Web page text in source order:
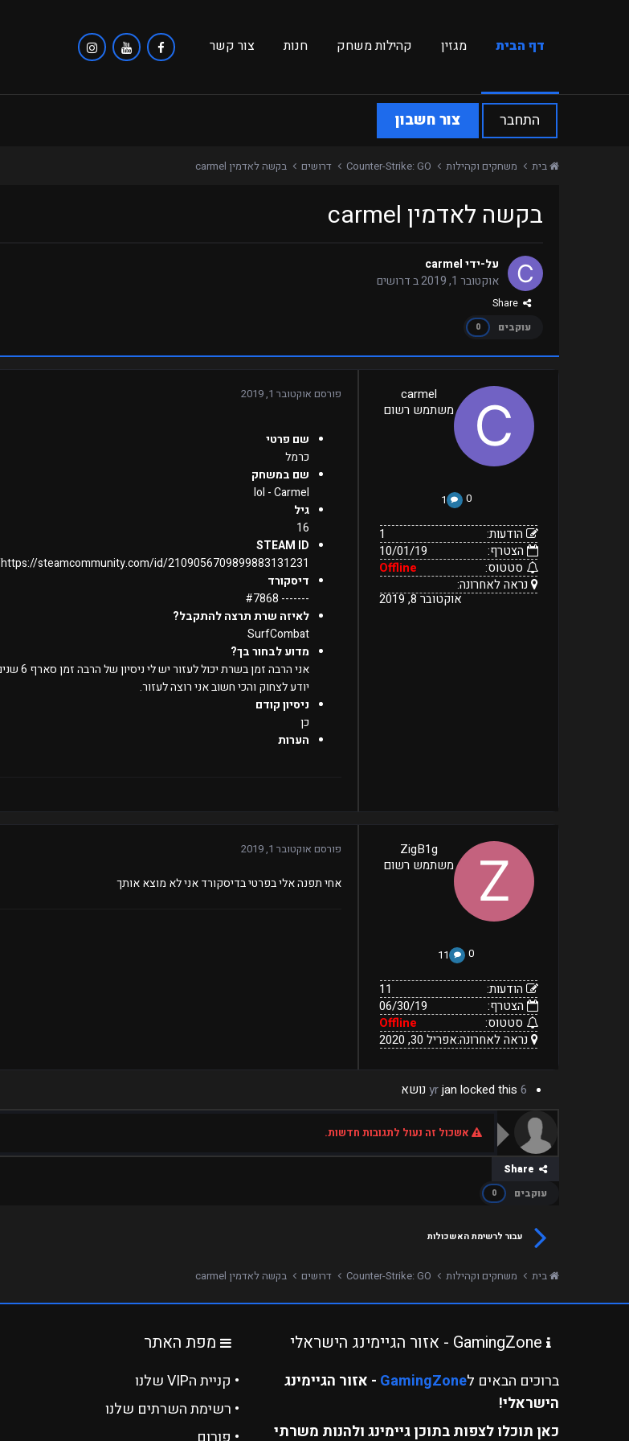
דף הבית מגזין קהילות משחק חנות צור קשר
התחבר צור חשבון
בית משחקים וקהילות Counter-Strike: GO דרושים בקשה לאדמין carmel
בקשה לאדמין carmel
על-ידיcarmel
אוקטובר 1, 2019
בדרושים
עוקבים
0
הודעות:
הצטרף:
סטטוס:
Offline
נראה
לאחרונה:
אוקטובר
carmel
משתמש רשום
0
1
הודעות:
1
הצטרף:
10/01/19
סטטוס:
Offline
נראה לאחרונה:
אוקטובר 8, 2019
פורסם אוקטובר 1, 2019
שם פרטי
כרמל
שם במשחק
lol - Carmel
גיל
16
STEAM ID
https://steamcommunity.com/id/2109056709899883131231/
דיסקורד
------- #7868
לאיזה שרת תרצה להתקבל?
SurfCombat
מדוע לבחור בך?
יודע לצחוק והכי חשוב אני רוצה לעזור.
ניסיון קודם
כן
הערות
הודעות:
הצטרף:
סטטוס:
Offline
נראה
לאחרונה:
אפריל
ZigB1g
משתמש רשום
0
11
הודעות:
11
הצטרף:
06/30/19
סטטוס:
Offline
נראה לאחרונה:אפריל 30, 2020
פורסם אוקטובר 1, 2019
אחי תפנה אלי בפרטי בדיסקורד אני לא מוצא אותך
6 yr
jan locked this נושא
אשכול זה נעול לתגובות חדשות.
עוקבים
0
עבור לרשימת האשכולות
בית משחקים וקהילות Counter-Strike: GO דרושים בקשה לאדמין carmel
ברוכים הבאים לGamingZone - אזור הגיימינג
הישראלי!
כאן תוכלו לצפות בתוכן גיימינג ולהנות משרתי
מפת האתר
• קניית הVIP שלנו
• רשימת השרתים שלנו